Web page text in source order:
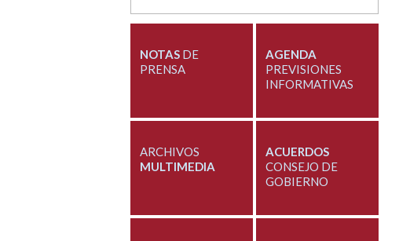
NOTASDE
PRENSA
AGENDA
PREVISIONES
INFORMATIVAS
ARCHIVOS
MULTIMEDIA
ACUERDOS
CONSEJO DE
GOBIERNO